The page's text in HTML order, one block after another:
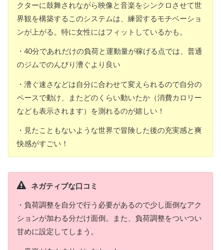
クターに鼓舞されながら映像と音楽をシンクロさせて世
界観を構築するこのシステムは、練習するモチベーショ
ンが上がる。特に女性にはフィットしているかも。
・40分であれだけの負荷と運動量が稼げる点では、普通
のジムでのんびり漕ぐより良い
・漕ぐ速さなどは自分に合わせて変えられるので自分の
ペースで動け、またどのくらい動いたか（消費カロリー
なども表示されます）を測れるのが嬉しい！
・見たこともないような世界で冒険した後の充実感と爽
快感がすごい！
ネガティブな口コミ
・負荷調整を自分で行う必要があるので少し面倒なアク
ションが加わる分だけ面倒。また、負荷調整をついつい
甘めに設定してしまう。